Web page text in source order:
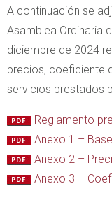
A continuación se
Asamblea Ordinaria
diciembre de 2024
precios, coeficiente
servicios prestados
Reglamento
Anexo 1 –
Anexo 2 –
Anexo 3 –